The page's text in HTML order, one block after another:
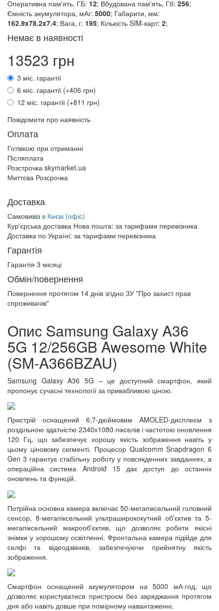
Оперативна пам'ять, ГБ: 12; Вбудована пам'ять, Гб: 256;
Ємність акумулятора, мАг: 5000; Габарити, мм:
162.9x78.2x7.4; Вага, г: 195; Кількість SIM-карт: 2;
Немає в наявності
13523 грн
3 міс. гарантії
6 міс. гарантії (+406 грн)
12 міс. гарантії (+811 грн)
Повідомити про наявність
Оплата
Готівкою при отриманні
Післяплата
Розстрочка skymarket.ua
Миттєва Розсрочка
Доставка
Самовивіз в Києві (офіс)
Кур'єрська доставка Нова пошта: за тарифами перевізника
Доставка по Україні: за тарифами перевізника
Гарантія
Гарантія 3 місяці
Обмін/повернення
Повернення протягом 14 днів згідно ЗУ "Про захист прав
спроживачів"
Опис Samsung Galaxy A36
5G 12/256GB Awesome White
(SM-A366BZAU)
Samsung Galaxy A36 5G – це доступний смартфон, який
пропонує сучасні технології за привабливою ціною.
Пристрій оснащений 6,7-дюймовим AMOLED-дисплеєм з
роздільною здатністю 2340х1080 пікселів і частотою оновлення
120 Гц, що забезпечує хорошу якість зображення навіть у
цьому ціновому сегменті. Процесор Qualcomm Snapdragon 6
Gen 3 гарантує стабільну роботу у повсякденних завданнях, а
операційна система Android 15 дає доступ до останніх
оновлень та функцій.
Потрійна основна камера включає 50-мегапіксельний головний
сенсор, 8-мегапіксельний ультраширококутний об'єктив та 5-
мегапіксельний макрооб'єктив, що дозволяє робити якісні
знімки у хорошому освітленні. Фронтальна камера підійде для
селфі та відеодзвінків, забезпечуючи прийнятну якість
зображення.
Смартфон оснащений акумулятором на 5000 мА·год, що
дозволяє користуватися пристроєм без заряджання протягом
дня або навіть довше при помірному навантаженні.